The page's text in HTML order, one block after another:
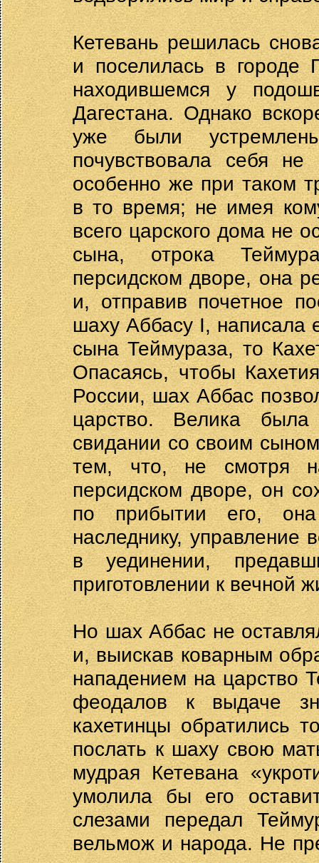
Кетевань решилась
и поселилась в городе
находившемся у
Дагестана. Однако
уже были
почувствовала себя
особенно же при таком
в то время; не имея
всего царского дома не
сына, отрока
персидском дворе, она
и, отправив почетное
шаху Аббасу I, написала
сына Теймураза, то
Опасаясь, чтобы
России, шах Аббас
царство. Велика
свидании со своим
тем, что, не смотря
персидском дворе, он
по прибытии его,
наследнику, управление
в уединении,
приготовлении к вечной
Но шах Аббас не
и, выискав коварным
нападением на царство
феодалов к выдаче
кахетинцы обратились
послать к шаху свою
мудрая Кетевана
умолила бы его
слезами передал
вельмож и народа. Не